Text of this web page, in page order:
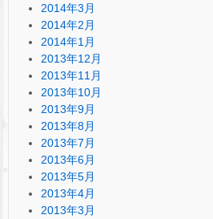
2014年3月
2014年2月
2014年1月
2013年12月
2013年11月
2013年10月
2013年9月
2013年8月
2013年7月
2013年6月
2013年5月
2013年4月
2013年3月